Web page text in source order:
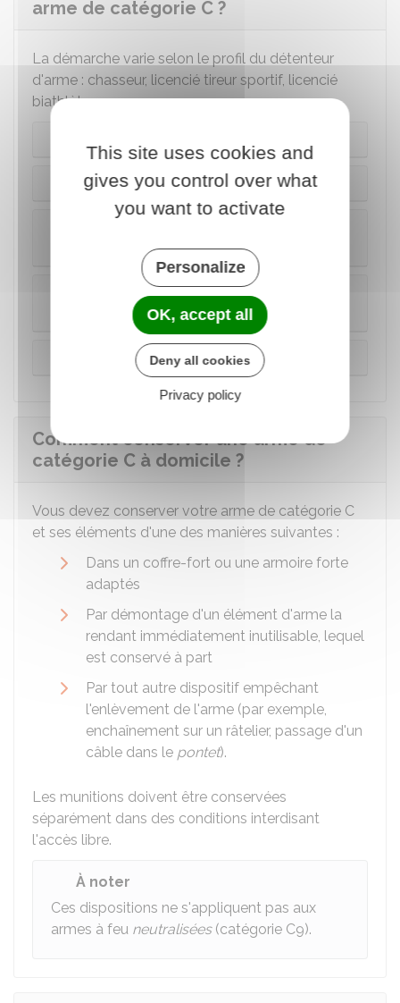
arme de catégorie C ?
La démarche varie selon le profil du détenteur
d'arme : chasseur, licencié tireur sportif, licencié
biathlète…
Vous êtes licencié tireur sportif
trap
Vous êtes collectionneur et avez la carte du
collectionneur
Vous êtes dans une autre situation
Comment conserver une arme de
catégorie C à domicile ?
Vous devez conserver votre arme de catégorie C
et ses éléments d'une des manières suivantes :
Dans un coffre-fort ou une armoire forte
adaptés
Par démontage d'un élément d'arme la
rendant immédiatement inutilisable, lequel
est conservé à part
Par tout autre dispositif empêchant
l'enlèvement de l'arme (par exemple,
enchaînement sur un râtelier, passage d'un
câble dans le pontet).
Les munitions doivent être conservées
séparément dans des conditions interdisant
l'accès libre.
À noter
Ces dispositions ne s'appliquent pas aux
armes à feu neutralisées(catégorie C9).
This site uses cookies and
gives you control over what
you want to activate
Personalize
OK, accept all
Deny all cookies
Privacy policy